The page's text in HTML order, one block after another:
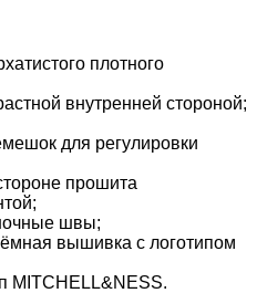
плотного
внутренней стороной;
для регулировки
прошита
швы;
вышивка с логотипом
MITCHELL&NESS.